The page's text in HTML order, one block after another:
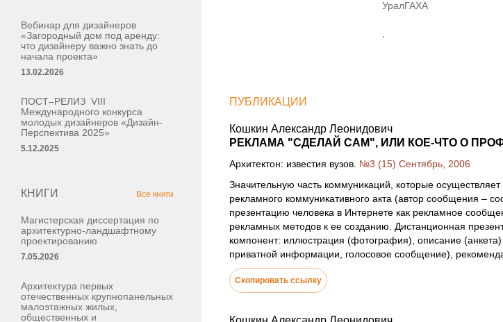
Вебинар для дизайнеров
«Загородный дом под аренду:
что дизайнеру важно знать до
начала проекта»
13.02.2026
ПОСТ–РЕЛИЗ VIII
Международного конкурса
молодых дизайнеров «Дизайн-
Перспектива 2025»
5.12.2025
КНИГИ Все книги
Магистерская диссертация по
архитектурно-ландшафтному
проектированию
7.05.2026
Архитектура первых
отечественных крупнопанельных
малоэтажных жилых,
общественных и
УралГАХА
ПУБЛИКАЦИИ
Кошкин Александр Леонидович
РЕКЛАМА "СДЕЛАЙ САМ", ИЛИ КОЕ-ЧТО О
Архитектон: известия вузов. №3 (15) Сентябрь, 2006
Значительную часть коммуникаций, которые
рекламного коммуникативного акта (автор сообщения –
презентацию человека в Интернете как рекламное
рекламных методов к ее созданию. Дистанционная
компонент: иллюстрация (фотография), описание
приватной информации, голосовое сообщение),
Скопировать ссылку